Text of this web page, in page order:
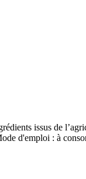
issus de
d'emploi : à